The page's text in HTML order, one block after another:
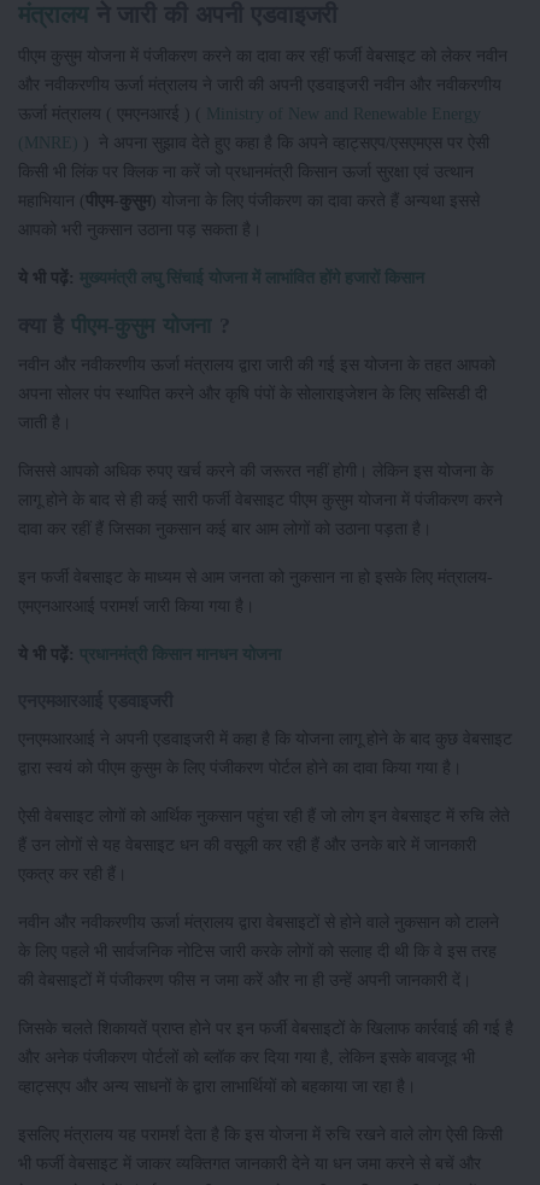
मंत्रालयने जारी की अपनी एडवाइजरी
पीएम कुसुम योजना में पंजीकरण करने का दावा कर रहीं फर्जी वेबसाइट को लेकर नवीन
और नवीकरणीय ऊर्जा मंत्रालय ने जारी की अपनी एडवाइजरी नवीन और नवीकरणीय
ऊर्जा मंत्रालय ( एमएनआरई ) ( Ministry of New and Renewable Energy
(MNRE) ) ने अपना सुझाव देते हुए कहा है कि अपने व्हाट्सएप/एसएमएस पर ऐसी
किसी भी लिंक पर क्लिक ना करें जो प्रधानमंत्री किसान ऊर्जा सुरक्षा एवं उत्थान
महाभियान (पीएम-कुसुम) योजना के लिए पंजीकरण का दावा करते हैं अन्यथा इससे
आपको भरी नुकसान उठाना पड़ सकता है।
ये भी पढ़ें: मुख्यमंत्री लघु सिंचाई योजना में लाभांवित होंगे हजारों किसान
क्या हैपीएम-कुसुम योजना
नवीन और नवीकरणीय ऊर्जा मंत्रालय द्वारा जारी की गई इस योजना के तहत आपको
अपना सोलर पंप स्थापित करने और कृषि पंपों के सोलाराइजेशन के लिए सब्सिडी दी
जाती है।
जिससे आपको अधिक रुपए खर्च करने की जरूरत नहीं होगी। लेकिन इस योजना के
लागू होने के बाद से ही कई सारी फर्जी वेबसाइट पीएम कुसुम योजना में पंजीकरण करने
दावा कर रहीं हैं जिसका नुकसान कई बार आम लोगों को उठाना पड़ता है।
इन फर्जी वेबसाइट के माध्यम से आम जनता को नुकसान ना हो इसके लिए मंत्रालय-
एमएनआरआई परामर्श जारी किया गया है।
ये भी पढ़ें: प्रधानमंत्री किसान मानधन योजना
एनएमआरआई ने अपनी एडवाइजरी में कहा है कि योजना लागू होने के बाद कुछ वेबसाइट
द्वारा स्वयं को पीएम कुसुम के लिए पंजीकरण पोर्टल होने का दावा किया गया है।
ऐसी वेबसाइट लोगों को आर्थिक नुकसान पहुंचा रही हैं जो लोग इन वेबसाइट में रुचि लेते
हैं उन लोगों से यह वेबसाइट धन की वसूली कर रही हैं और उनके बारे में जानकारी
एकत्र कर रही हैं।
नवीन और नवीकरणीय ऊर्जा मंत्रालय द्वारा वेबसाइटों से होने वाले नुकसान को टालने
के लिए पहले भी सार्वजनिक नोटिस जारी करके लोगों को सलाह दी थी कि वे इस तरह
की वेबसाइटों में पंजीकरण फीस न जमा करें और ना ही उन्हें अपनी जानकारी दें।
जिसके चलते शिकायतें प्राप्त होने पर इन फर्जी वेबसाइटों के खिलाफ कार्रवाई की गई है
और अनेक पंजीकरण पोर्टलों को ब्लॉक कर दिया गया है, लेकिन इसके बावजूद भी
व्हाट्सएप और अन्य साधनों के द्वारा लाभार्थियों को बहकाया जा रहा है।
इसलिए मंत्रालय यह परामर्श देता है कि इस योजना में रुचि रखने वाले लोग ऐसी किसी
भी फर्जी वेबसाइट में जाकर व्यक्तिगत जानकारी देने या धन जमा करने से बचें और